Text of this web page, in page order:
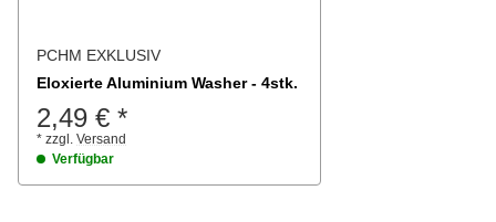
PCHM EXKLUSIV
Eloxierte Aluminium Washer - 4stk.
2,49 € *
* zzgl. Versand
Verfügbar